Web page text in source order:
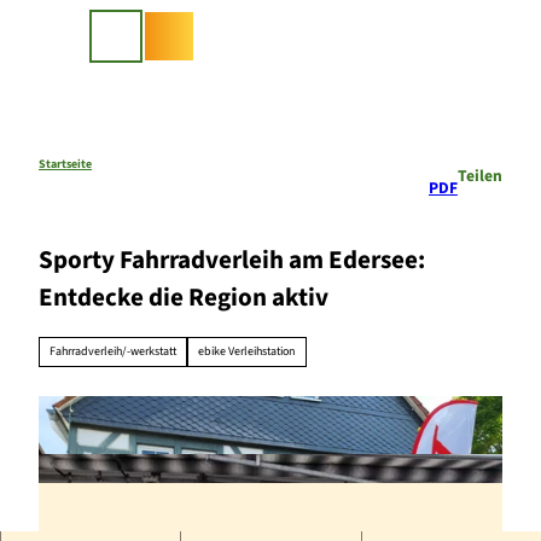
Startseite
PDF
Teilen
Sporty Fahrradverleih am Edersee:
Entdecke die Region aktiv
Fahrradverleih/-werkstatt ebike Verleihstation